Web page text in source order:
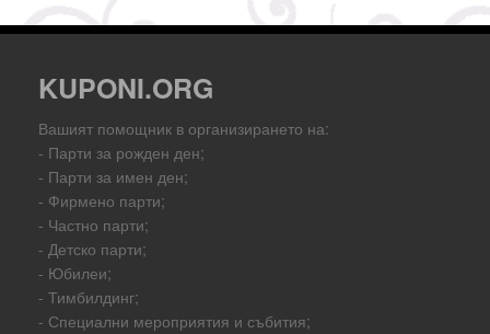
KUPONI.ORG
Вашият помощник в организирането на:
- Парти за рожден ден;
- Парти за имен ден;
- Фирмено парти;
- Частно парти;
- Детско парти;
- Юбилеи;
- Тимбилдинг;
- Специални мероприятия и събития;